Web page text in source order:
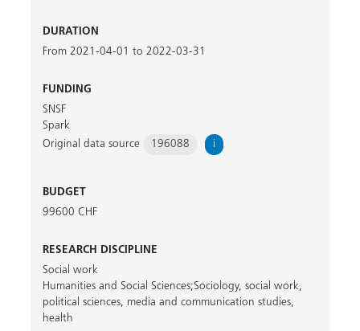
DURATION
From 2021-04-01 to 2022-03-31
FUNDING
SNSF
Spark
Original data source
196088 i
BUDGET
99600 CHF
RESEARCH DISCIPLINE
Social work
Humanities and Social Sciences;Sociology, social work,
political sciences, media and communication studies,
health